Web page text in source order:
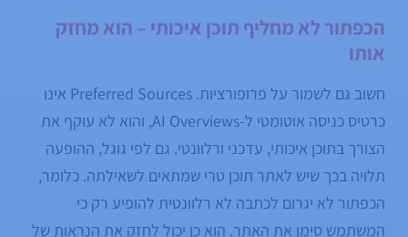
הכפתור לא מחליף תוכן איכותי – הוא מחזק
אותו
חשוב גם לשמור על פרופורציות. Preferred Sources אינו
כרטיס כניסה אוטומטי ל-AI Overviews, והוא לא עוקף את
הצורך בתוכן איכותי, עדכני ורלוונטי. גם לפי גוגל, ההופעה
תלויה בכך שיש לאתר תוכן טרי שמתאים לשאילתה. כלומר,
הכפתור לא יגרום לכתבה לא רלוונטית להופיע רק כי
המשתמש סימן את האתר. הוא כן יכול לחזק את הנראות של